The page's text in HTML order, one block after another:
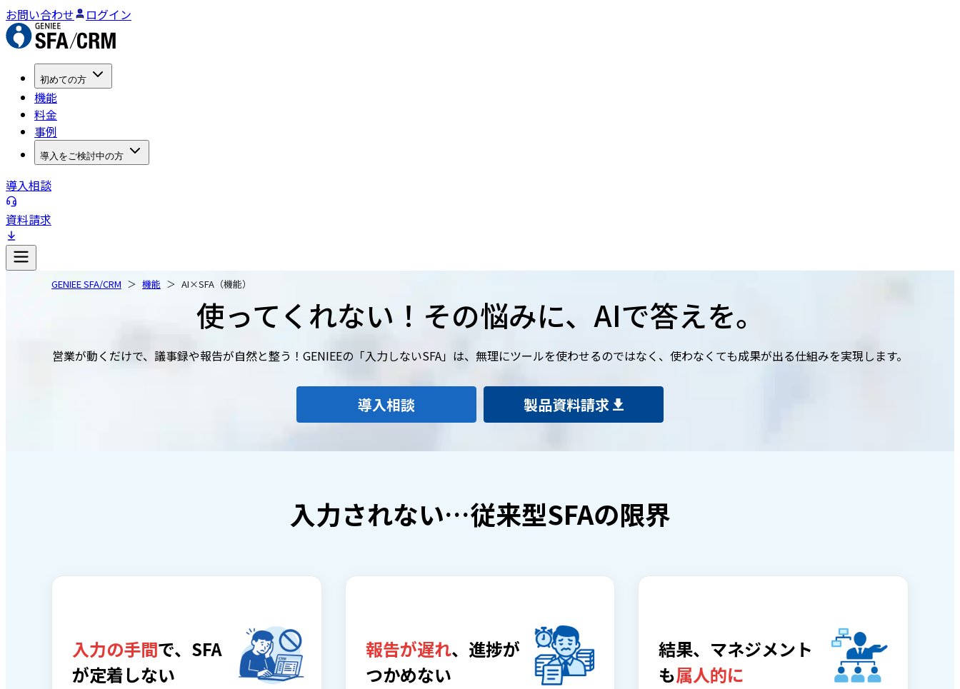
お問い合わせ ログイン
初めての方
機能
料金
事例
導入をご検討中の方
導入相談
資料請求
GENIEE SFA/CRM 機能 AI×SFA（機能）
使ってくれない！その悩みに、AIで答えを。
営業が動くだけで、議事録や報告が自然と整う！GENIEEの「入力しないSFA」は、無理にツールを使わせるのではなく、使わなくても成果が出る仕組みを実現します。
導入相談 製品資料請求
入力されない…従来型SFAの限界
入力の手間で、SFA
が定着しない
報告が遅れ、進捗が
つかめない
結果、マネジメント
も属人的に